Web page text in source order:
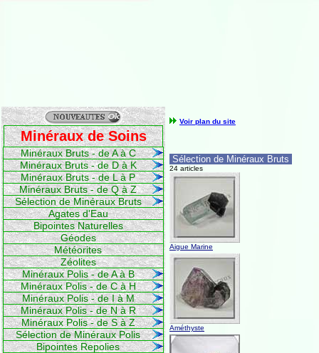
Minéraux de Soins
Minéraux Bruts - de A à C
Minéraux Bruts - de D à K
Minéraux Bruts - de L à P
Minéraux Bruts - de Q à Z
Sélection de Minéraux Bruts
Agates d'Eau
Bipointes Naturelles
Géodes
Météorites
Zéolites
Minéraux Polis - de A à B
Minéraux Polis - de C à H
Minéraux Polis - de I à M
Minéraux Polis - de N à R
Minéraux Polis - de S à Z
Sélection de Minéraux Polis
Bipointes Repolies
Voir plan du site
Sélection de Minéraux Bruts
24 articles
Aigue Marine
Améthyste